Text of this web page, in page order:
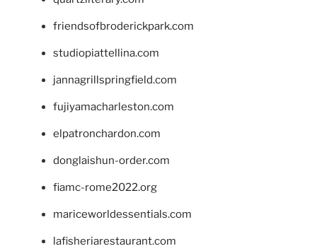
friendsofbroderickpark.com
studiopiattellina.com
jannagrillspringfield.com
fujiyamacharleston.com
elpatronchardon.com
donglaishun-order.com
fiamc-rome2022.org
mariceworldessentials.com
lafisheriarestaurant.com